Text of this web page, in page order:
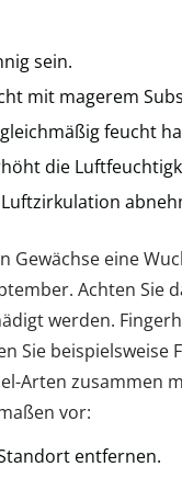
sein.
mit magerem
feucht
die
Gewächse eine
Achten Sie
werden.
Sie beispielsweise
Arten zusammen
vor:
entfernen.